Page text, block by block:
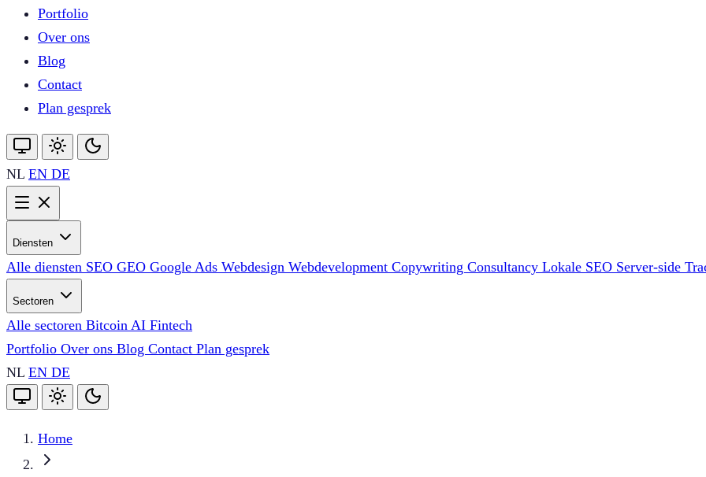
Portfolio
Over ons
Blog
Contact
Plan gesprek
NL EN DE
Diensten
Alle diensten SEO GEO Google Ads Webdesign Webdevelopment Copywriting Consultancy Lokale SEO Server-side
Sectoren
Alle sectoren Bitcoin AI Fintech
Portfolio Over ons Blog Contact Plan gesprek
NL EN DE
Home